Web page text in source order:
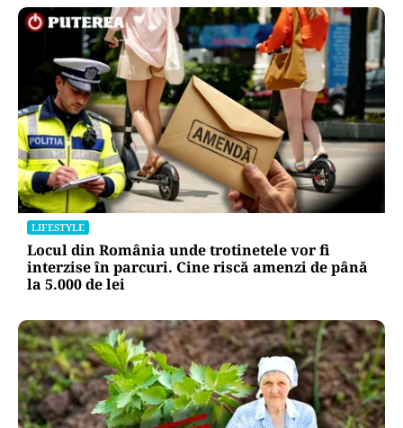
LIFESTYLE
Locul din România unde trotinetele vor fi
interzise în parcuri. Cine riscă amenzi de până
la 5.000 de lei